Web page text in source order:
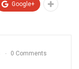
Google+
0 Comments